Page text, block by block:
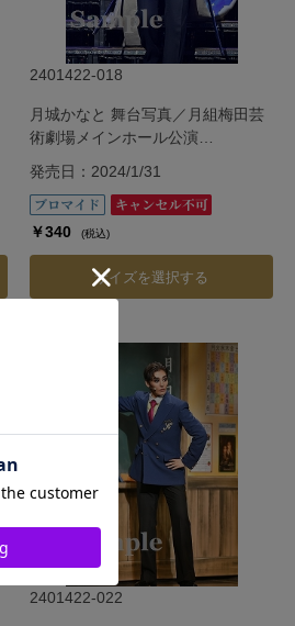
2401422-018
月城かなと 舞台写真／月組梅田芸
術劇場メインホール公演
『G.O.A.T』
発売日：2024/1/31
￥340 (税込)
サイズを選択する
2401422-022